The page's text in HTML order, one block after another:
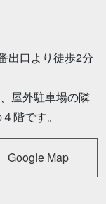
出口より徒歩2分
屋外駐車場の隣
階です。
Google Map